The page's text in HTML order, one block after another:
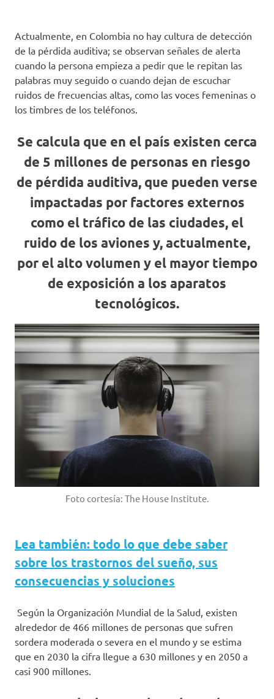
Actualmente, en Colombia no hay cultura de detección
de la pérdida auditiva; se observan señales de alerta
cuando la persona empieza a pedir que le repitan las
palabras muy seguido o cuando dejan de escuchar
ruidos de frecuencias altas, como las voces femeninas o
los timbres de los teléfonos.
Se calcula que en el país existen cerca
de 5 millones de personas en riesgo
de pérdida auditiva, que pueden verse
impactadas por factores externos
como el tráfico de las ciudades, el
ruido de los aviones y, actualmente,
por el alto volumen y el mayor tiempo
de exposición a los aparatos
tecnológicos.
Foto cortesía: The House Institute.
Lea también: todo lo que debe saber
sobre los trastornos del sueño, sus
consecuencias y soluciones
Según la Organización Mundial de la Salud, existen
alrededor de 466 millones de personas que sufren
sordera moderada o severa en el mundo y se estima
que en 2030 la cifra llegue a 630 millones y en 2050 a
casi 900 millones.